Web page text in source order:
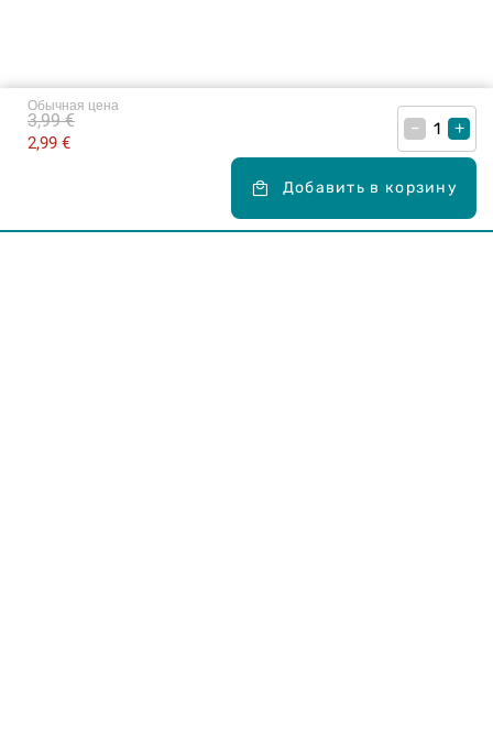
Обычная цена
2,99 €
3,99 € – +
Добавить в корзину